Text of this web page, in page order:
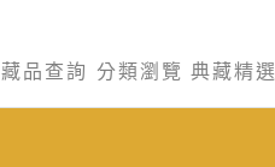
藏品查詢 分類瀏覽 典藏精選